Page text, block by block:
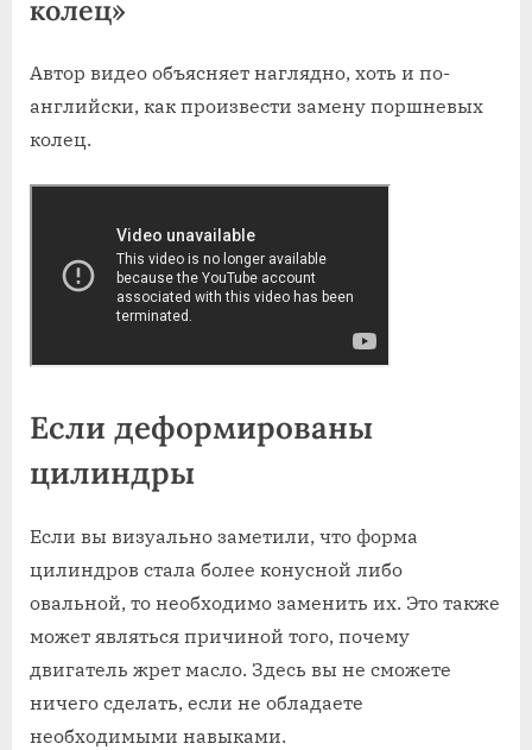
колец»
Автор видео объясняет наглядно, хоть и по-
английски, как произвести замену поршневых
колец.
Если деформированы
цилиндры
Если вы визуально заметили, что форма
цилиндров стала более конусной либо
овальной, то необходимо заменить их. Это также
может являться причиной того, почему
двигатель жрет масло. Здесь вы не сможете
ничего сделать, если не обладаете
необходимыми навыками.